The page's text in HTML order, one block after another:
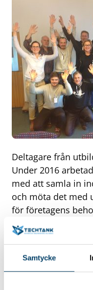
Samtycke
Deltagare från
Under 2016
med att samla in
och möta det med
för företagens
ledarskap fanns
insatser såsom
Projektledning
utbildningar inom